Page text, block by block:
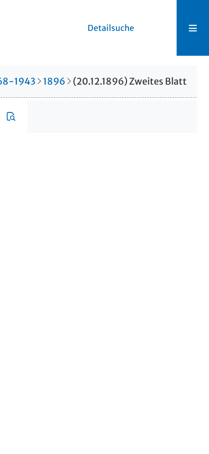
Detailsuche
1943 1896 (20.12.1896) Zweites Blatt